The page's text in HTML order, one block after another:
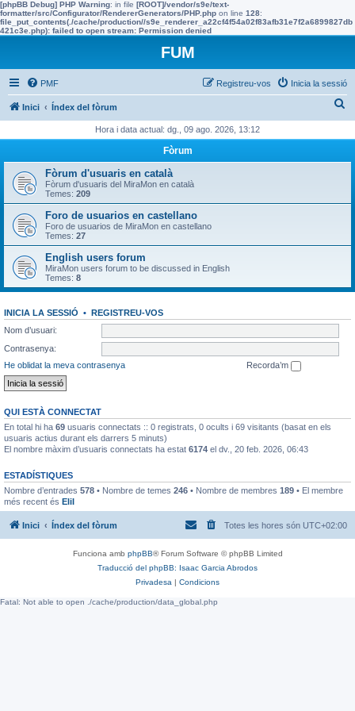
[phpBB Debug] PHP Warning: in file [ROOT]/vendor/s9e/text-
formatter/src/Configurator/RendererGenerators/PHP.php on line 128:
file_put_contents(./cache/production//s9e_renderer_a22cf4f54a02f83afb31e7f2a6899827db
421c3e.php): failed to open stream: Permission denied
FUM
PMF Inicia la sessió
Registreu-vos
Inici Índex del fòrum
c
Hora i data actual: dg., 09 ago. 2026, 13:12
Fòrum
Fòrum d'usuaris en català
Fòrum d'usuaris del MiraMon en català
Temes: 209
Foro de usuarios en castellano
Foro de usuarios de MiraMon en castellano
Temes: 27
English users forum
MiraMon users forum to be discussed in English
Temes: 8
INICIA LA SESSIÓ • REGISTREU-VOS
Nom d’usuari:
Contrasenya:
He oblidat la meva contrasenya
Recorda’m
QUI ESTÀ CONNECTAT
En total hi ha 69 usuaris connectats :: 0 registrats, 0 ocults i 69 visitants (basat en els
usuaris actius durant els darrers 5 minuts)
El nombre màxim d’usuaris connectats ha estat 6174 el dv., 20 feb. 2026, 06:43
ESTADÍSTIQUES
Nombre d’entrades 578 • Nombre de temes 246 • Nombre de membres 189 • El membre
més recent és EliI
Inici Índex del fòrum Totes les hores són UTC+02:00
Funciona amb phpBB® Forum Software © phpBB Limited
Traducció del phpBB: Isaac Garcia Abrodos
Privadesa | Condicions
Fatal: Not able to open ./cache/production/data_global.php